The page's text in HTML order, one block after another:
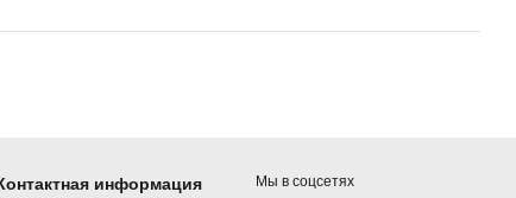
информация Мы в соцсетях